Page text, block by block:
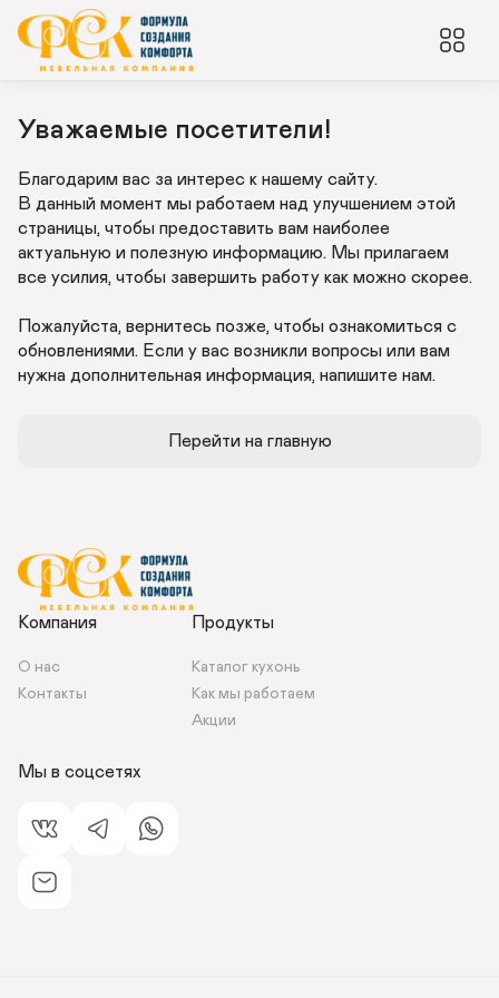
Уважаемые посетители!
Благодарим вас за интерес к нашему сайту.
В данный момент мы работаем над улучшением этой
страницы, чтобы предоставить вам наиболее
актуальную и полезную информацию. Мы прилагаем
все усилия, чтобы завершить работу как можно скорее.
Пожалуйста, вернитесь позже, чтобы ознакомиться с
обновлениями. Если у вас возникли вопросы или вам
нужна дополнительная информация, напишите нам.
Перейти на главную
Компания
О нас
Контакты
Продукты
Каталог кухонь
Как мы работаем
Акции
Мы в соцсетях